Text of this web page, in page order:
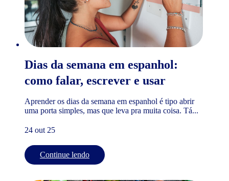
Dias da semana em espanhol:
como falar, escrever e usar
Aprender os dias da semana em espanhol é tipo abrir
uma porta simples, mas que leva pra muita coisa. Tá...
24 out 25
Continue lendo